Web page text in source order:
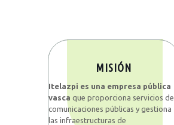
MISIÓN
Itelazpi es una empresa pública
vascaque proporciona servicios de
comunicaciones públicas y gestiona
las infraestructuras de